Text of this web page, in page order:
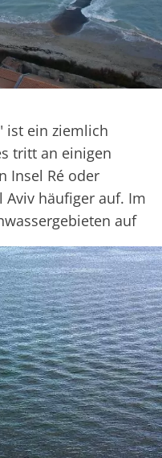
ist ein ziemlich
tritt an einigen
Insel Ré oder
Aviv häufiger auf. Im
auf